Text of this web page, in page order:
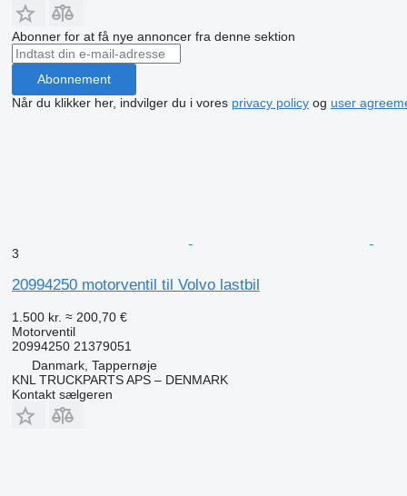
Abonner for at få nye annoncer fra denne sektion
Abonnement
Når du klikker her, indvilger du i vores privacy policyog user
3
20994250 motorventil til Volvo lastbil
1.500 kr. ≈ 200,70 €
Motorventil
20994250 21379051
Danmark, Tappernøje
KNL TRUCKPARTS APS – DENMARK
Kontakt sælgeren